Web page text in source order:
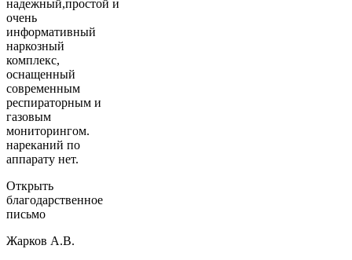
надежный,простой и
очень
информативный
наркозный
комплекс,
оснащенный
современным
респираторным и
газовым
мониторингом.
нареканий по
аппарату нет.
Открыть
благодарственное
письмо
Жарков А.В.